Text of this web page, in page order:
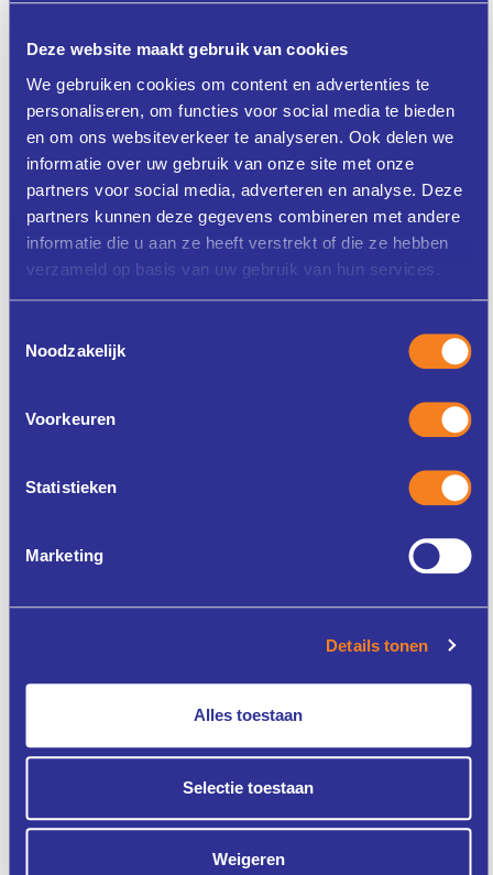
Deze website maakt gebruik van cookies
We gebruiken cookies om content en advertenties te
personaliseren, om functies voor social media te bieden
en om ons websiteverkeer te analyseren. Ook delen we
informatie over uw gebruik van onze site met onze
partners voor social media, adverteren en analyse. Deze
partners kunnen deze gegevens combineren met andere
informatie die u aan ze heeft verstrekt of die ze hebben
verzameld op basis van uw gebruik van hun services.
Noodzakelijk
Voorkeuren
Statistieken
Marketing
Details tonen
Alles toestaan
Selectie toestaan
Weigeren
en II
woensdag 23 september
2026
online
Onderwijskundig leiderschap - 1
maandag 5 oktober 2026 58d 19u
Leusden
woensdag 7 oktober 2026
Onderwijskundig leiderschap - 1
2026
maandag 16 november